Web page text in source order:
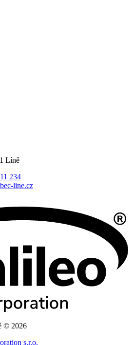
Líně
234
line.cz
© 2026
s.r.o.